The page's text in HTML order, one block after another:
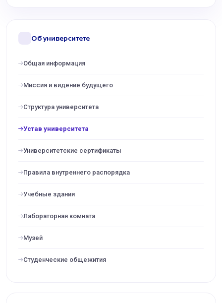
Об университете
Общая информация
Миссия и видение будущего
Структура университета
Устав университета
Университетские сертификаты
Правила внутреннего распорядка
Учебные здания
Лабораторная комната
Музей
Студенческие общежития